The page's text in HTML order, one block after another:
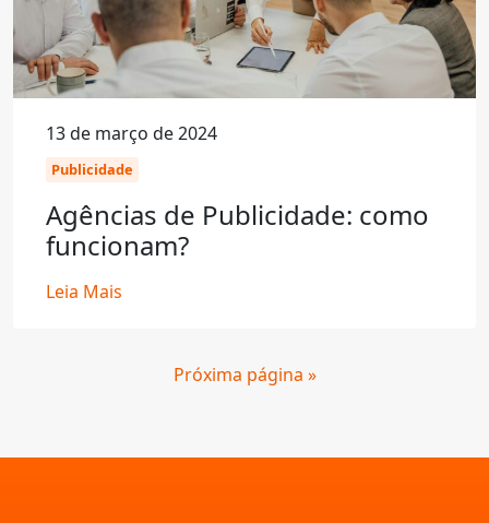
13 de março de 2024
Publicidade
Agências de Publicidade: como
funcionam?
Leia Mais
Próxima página »